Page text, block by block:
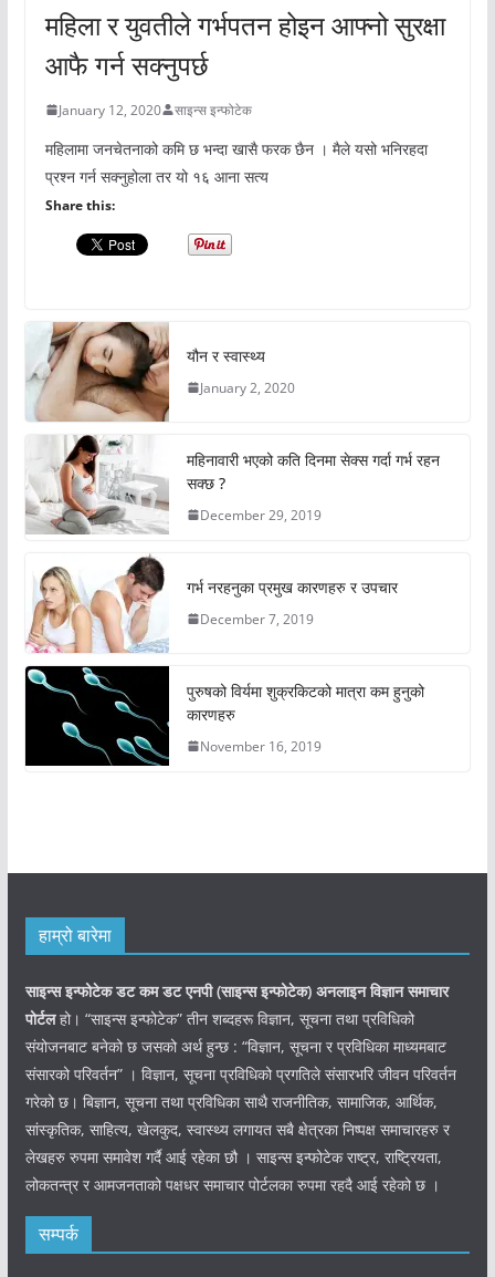
महिला र युवतीले गर्भपतन होइन आफ्नो सुरक्षा
आफै गर्न सक्नुपर्छ
January 12, 2020 साइन्स इन्फोटेक
महिलामा जनचेतनाको कमि छ भन्दा खासै फरक छैन । मैले यसो भनिरहदा
प्रश्न गर्न सक्नुहोला तर यो १६ आना सत्य
Share this:
यौन र स्वास्थ्य
January 2, 2020
महिनावारी भएको कति दिनमा सेक्स गर्दा गर्भ रहन
सक्छ ?
December 29, 2019
गर्भ नरहनुका प्रमुख कारणहरु र उपचार
December 7, 2019
पुरुषको विर्यमा शुक्रकिटको मात्रा कम हुनुको
कारणहरु
November 16, 2019
हाम्रो बारेमा
साइन्स इन्फोटेक डट कम डट एनपी (साइन्सइन्फोटेक) अनलाइन विज्ञान समाचार
पोर्टलहो। “साइन्स इन्फोटेक” तीन शब्दहरू विज्ञान, सूचना तथा प्रविधिको
संयोजनबाट बनेको छ जसको अर्थ हुन्छ : “विज्ञान, सूचना र प्रविधिका माध्यमबाट
संसारको परिवर्तन” । विज्ञान, सूचना प्रविधिको प्रगतिले संसारभरि जीवन परिवर्तन
गरेको छ। बिज्ञान, सूचना तथा प्रविधिका साथै राजनीतिक, सामाजिक, आर्थिक,
सांस्कृतिक, साहित्य, खेलकुद, स्वास्थ्य लगायत सबै क्षेत्रका निष्पक्ष समाचारहरु र
लेखहरु रुपमा समावेश गर्दै आई रहेका छौ । साइन्स इन्फोटेक राष्ट्र, राष्ट्रियता,
लोकतन्त्र र आमजनताको पक्षधर समाचार पोर्टलका रुपमा रहदै आई रहेको छ ।
सम्पर्क